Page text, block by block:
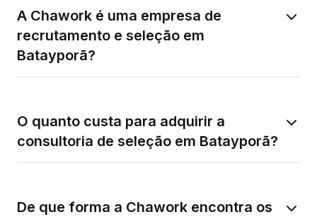
A Chawork é uma empresa de
recrutamento e seleção em
Batayporã?
O quanto custa para adquirir a
consultoria de seleção em Batayporã?
De que forma a Chawork encontra os